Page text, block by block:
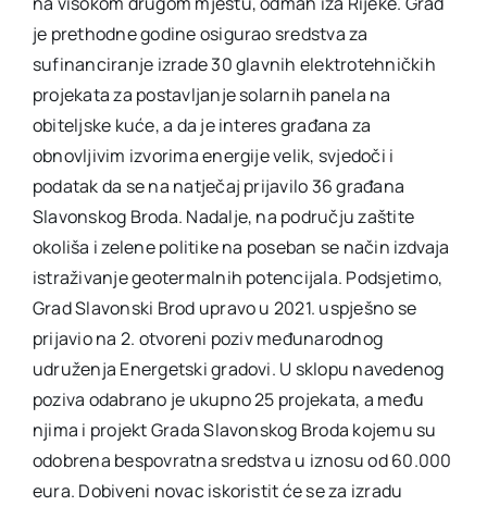
je prethodne godine osigurao sredstva za
sufinanciranje izrade 30 glavnih elektrotehničkih
projekata za postavljanje solarnih panela na
obiteljske kuće, a da je interes građana za
obnovljivim izvorima energije velik, svjedoči i
podatak da se na natječaj prijavilo 36 građana
Slavonskog Broda. Nadalje, na području zaštite
okoliša i zelene politike na poseban se način izdvaja
istraživanje geotermalnih potencijala. Podsjetimo,
Grad Slavonski Brod upravo u 2021. uspješno se
prijavio na 2. otvoreni poziv međunarodnog
udruženja Energetski gradovi. U sklopu navedenog
poziva odabrano je ukupno 25 projekata, a među
njima i projekt Grada Slavonskog Broda kojemu su
odobrena bespovratna sredstva u iznosu od 60.000
eura. Dobiveni novac iskoristit će se za izradu